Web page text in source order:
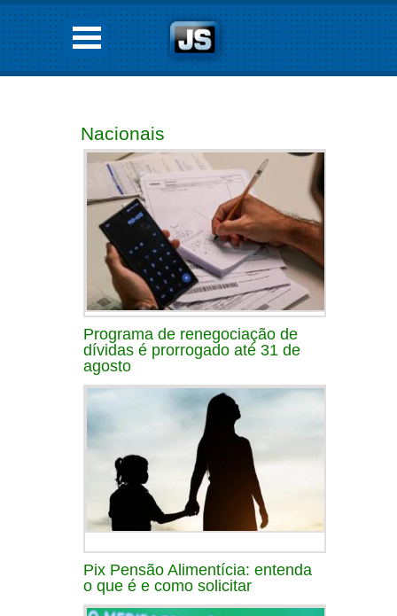
Nacionais
Programa de renegociação de
dívidas é prorrogado até 31 de
agosto
Pix Pensão Alimentícia: entenda
o que é e como solicitar